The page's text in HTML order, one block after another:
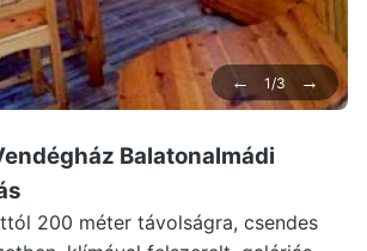
← 1/3 →
Balatonalmádi
200 méter távolságra, csendes